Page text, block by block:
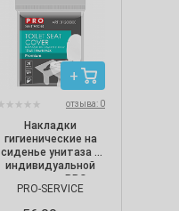
отзыва: 0
Накладки
гигиенические на
сиденье унитаза в
индивидуальной
упаковке PRO
service Premium (10
PRO-SERVICE